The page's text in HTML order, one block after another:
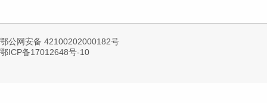
鄂公网安备 42100202000182号
鄂ICP备17012648号-10